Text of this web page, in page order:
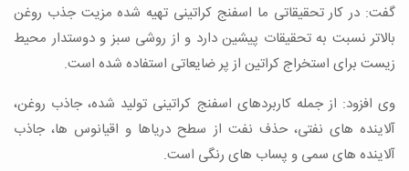
گفت: در کار تحقیقاتی ما اسفنج کراتینی تهیه شده مزیت جذب روغن
بالاتر نسبت به تحقیقات پیشین دارد و از روشی سبز و دوستدار محیط
زیست برای استخراج کراتین از پر ضایعاتی استفاده شده است.
وی افزود: از جمله کاربردهای اسفنج کراتینی تولید شده، جاذب روغن،
آلاینده های نفتی، حذف نفت از سطح دریاها و اقیانوس ها، جاذب
آلاینده های سمی و پساب های رنگی است.